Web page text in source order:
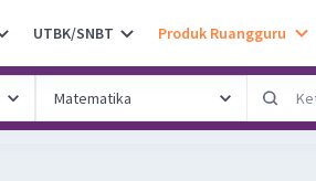
UTBK/SNBT Produk Ruangguru